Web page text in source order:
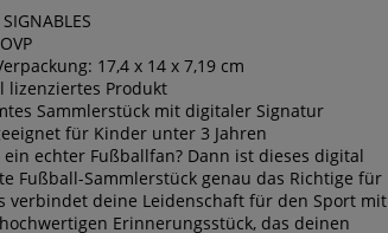
17,4 x 14 x 7,19 cm
lizenziertes Produkt
Sammlerstück mit digitaler Signatur
für Kinder unter 3 Jahren
ein echter Fußballfan? Dann ist dieses digital
Fußball-Sammlerstück genau das Richtige für
verbindet deine Leidenschaft für den Sport mit
Erinnerungsstück, das deinen